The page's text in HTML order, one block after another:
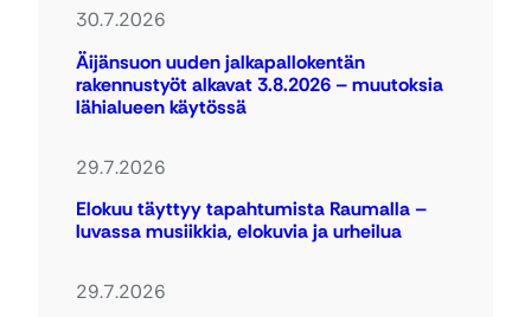
30.7.2026
Äijänsuon uuden jalkapallokentän
rakennustyöt alkavat 3.8.2026 – muutoksia
lähialueen käytössä
29.7.2026
Elokuu täyttyy tapahtumista Raumalla –
luvassa musiikkia, elokuvia ja urheilua
29.7.2026